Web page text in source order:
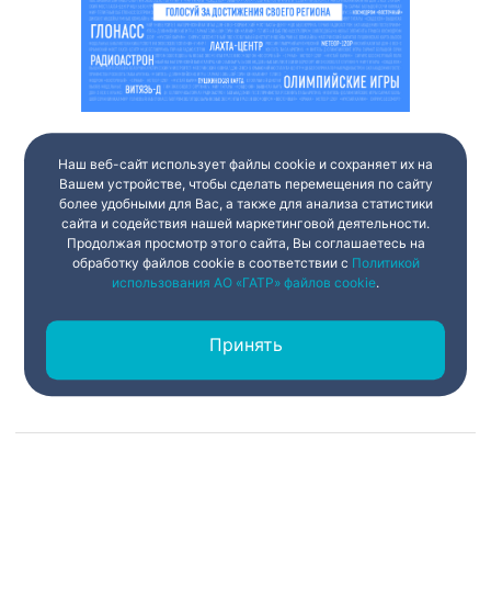
Наш веб-сайт использует файлы cookie и сохраняет их на
Вашем устройстве, чтобы сделать перемещения по сайту
более удобными для Вас, а также для анализа статистики
сайта и содействия нашей маркетинговой деятельности.
Продолжая просмотр этого сайта, Вы соглашаетесь на
обработку файлов cookie в соответствии с Политикой
использования АО «ГАТР» файлов cookie.
Принять